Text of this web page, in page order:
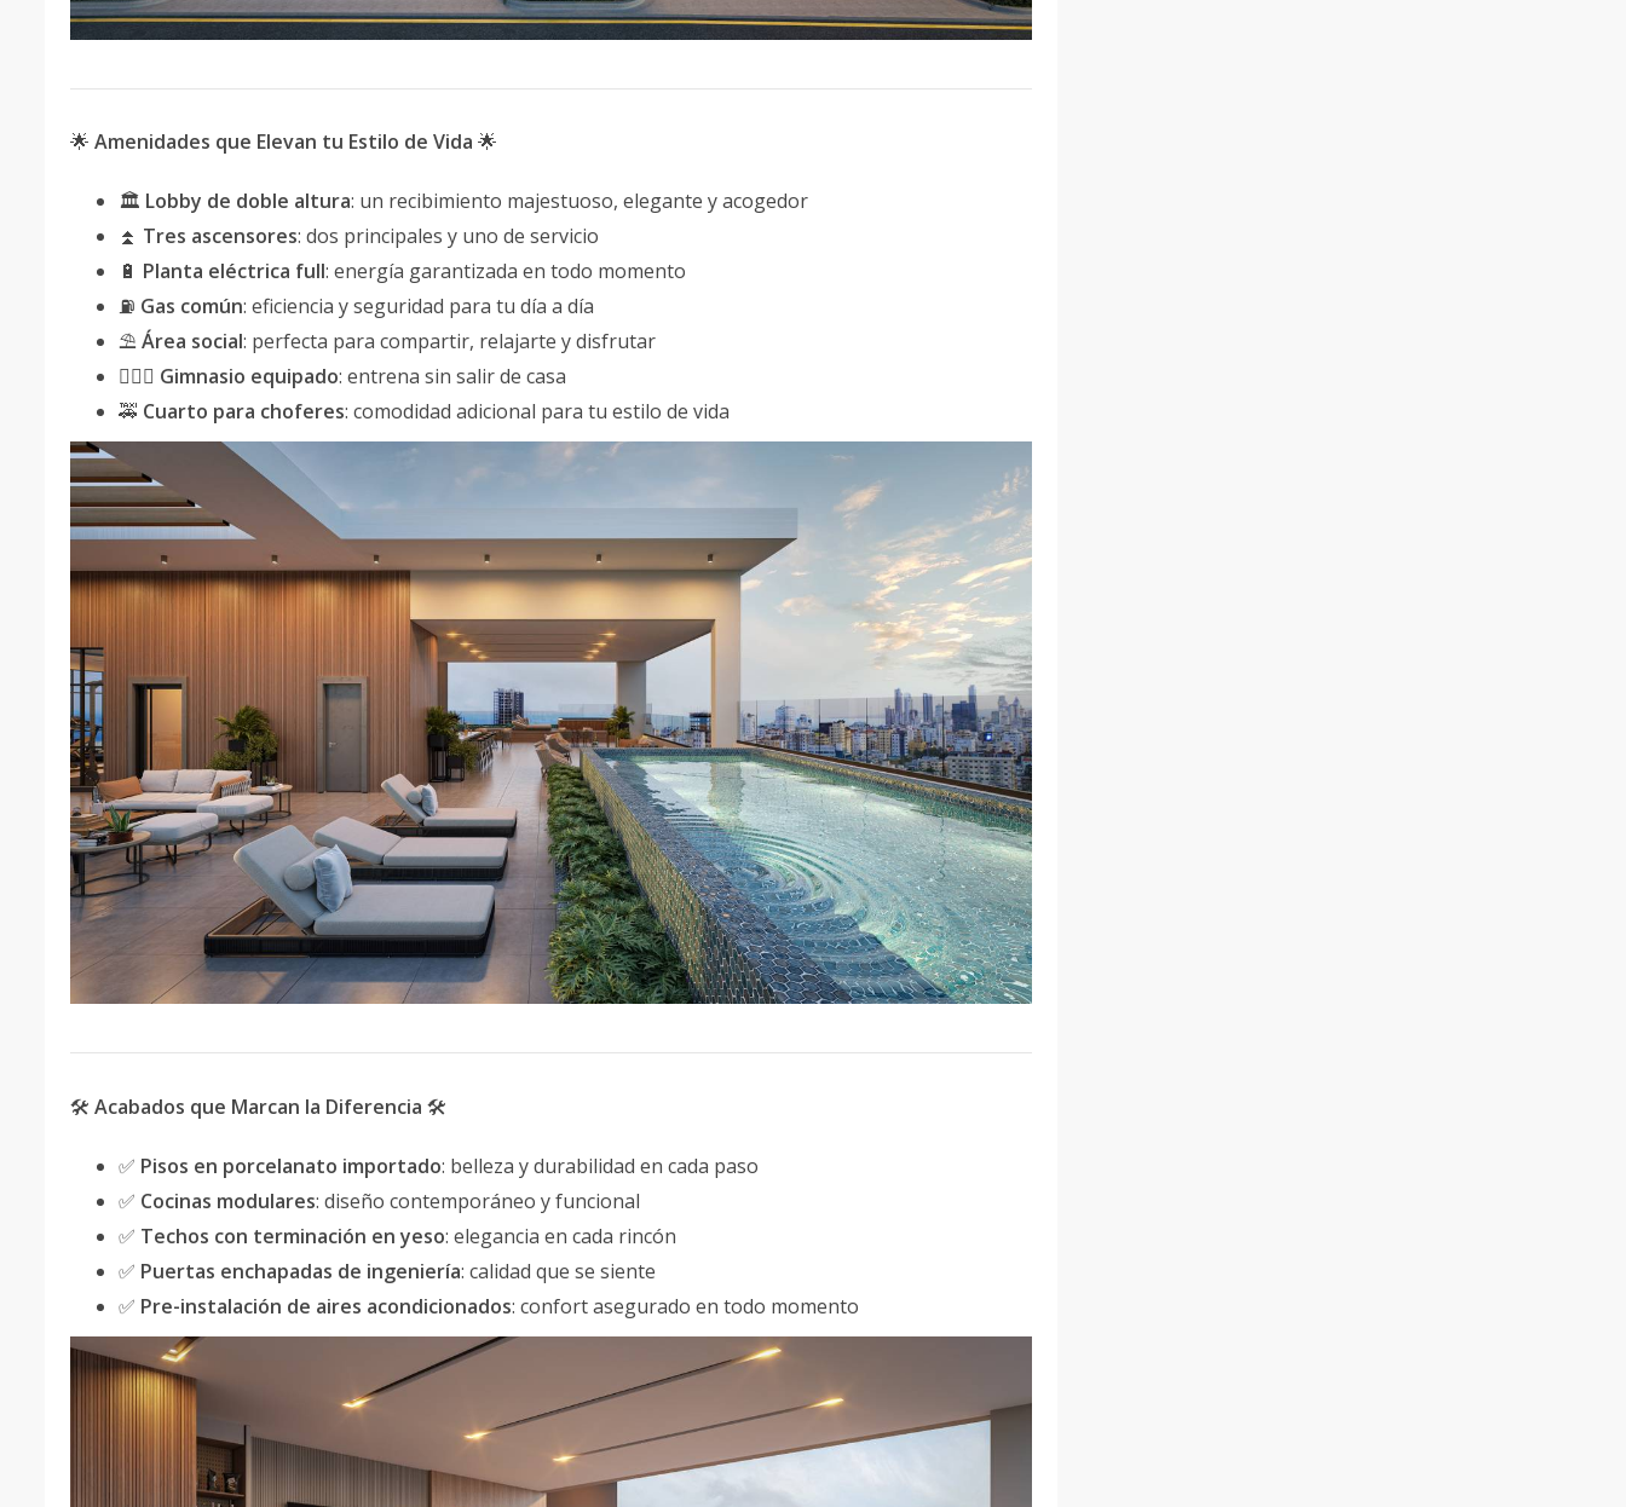
🌟 Amenidades que Elevan tu Estilo de Vida 🌟
🏛️ Lobby de doble altura: un recibimiento majestuoso, elegante y acogedor
⏫ Tres ascensores: dos principales y uno de servicio
🔋 Planta eléctrica full: energía garantizada en todo momento
⛽ Gas común: eficiencia y seguridad para tu día a día
⛱️Área social: perfecta para compartir, relajarte y disfrutar
🏋🏻‍♂️ Gimnasio equipado: entrena sin salir de casa
🚕 Cuarto para choferes: comodidad adicional para tu estilo de vida
🛠 Acabados que Marcan la Diferencia 🛠
✅ Pisos en porcelanato importado: belleza y durabilidad en cada paso
✅ Cocinas modulares: diseño contemporáneo y funcional
✅ Techos con terminación en yeso: elegancia en cada rincón
✅ Puertas enchapadas de ingeniería: calidad que se siente
✅ Pre-instalación de aires acondicionados: confort asegurado en todo momento